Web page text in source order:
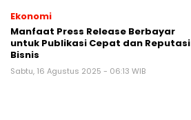
Ekonomi
Manfaat Press Release Berbayar
untuk Publikasi Cepat dan Reputasi
Bisnis
Sabtu, 16 Agustus 2025 - 06:13 WIB